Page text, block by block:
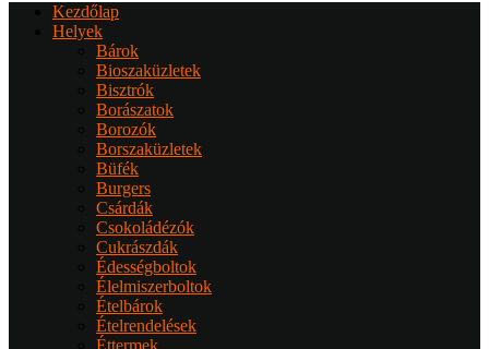
Kezdőlap
Helyek
Bárok
Bioszaküzletek
Bisztrók
Borászatok
Borozók
Borszaküzletek
Büfék
Burgers
Csárdák
Csokoládézók
Cukrászdák
Édességboltok
Élelmiszerboltok
Ételbárok
Ételrendelések
Éttermek